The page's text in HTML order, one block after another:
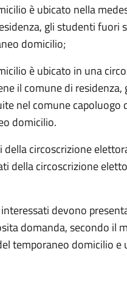
è ubicato nella
gli studenti fuori
domicilio;
è ubicato in una
il comune di
nel comune capoluogo
domicilio.
della circoscrizione
della circoscrizione
devono
domanda, secondo il
temporaneo domicilio e